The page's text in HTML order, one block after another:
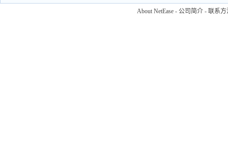
About NetEase - 公司简介 - 联系方